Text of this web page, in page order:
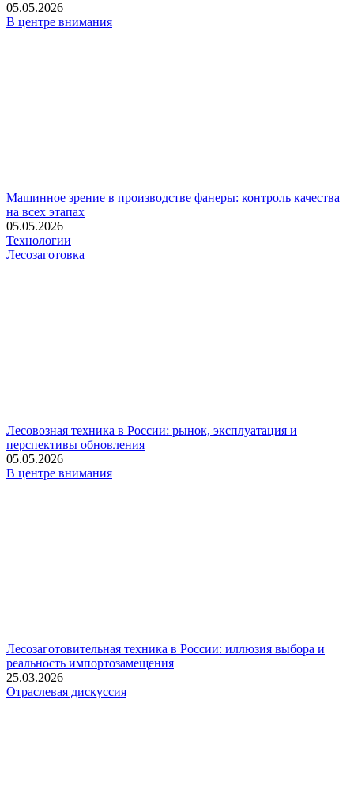
05.05.2026
В центре внимания
Машинное зрение в производстве фанеры: контроль качества
на всех этапах
05.05.2026
Технологии
Лесозаготовка
Лесовозная техника в России: рынок, эксплуатация и
перспективы обновления
05.05.2026
В центре внимания
Лесозаготовительная техника в России: иллюзия выбора и
реальность импортозамещения
25.03.2026
Отраслевая дискуссия